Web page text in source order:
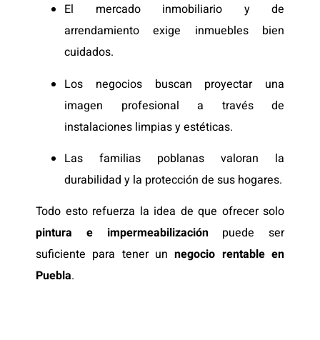
El mercado inmobiliario y de
arrendamiento exige inmuebles bien
cuidados.
Los negocios buscan proyectar una
imagen profesional a través de
instalaciones limpias y estéticas.
Las familias poblanas valoran la
durabilidad y la protección de sus hogares.
Todo esto refuerza la idea de que ofrecer solo
pintura e impermeabilizaciónpuede ser
suficiente para tener unnegocio rentable en
Puebla.